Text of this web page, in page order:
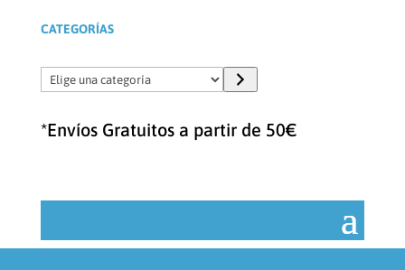
CATEGORÍAS
Elige
una
*Envíos Gratuitos a partir de 50€